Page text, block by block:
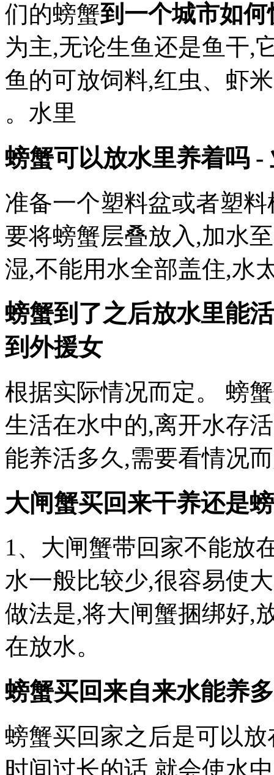
们的螃蟹到一个城市如
为主,无论生鱼还是鱼干,
鱼的可放饲料,红虫、虾
。水里
螃蟹可以放水里养着吗 -
准备一个塑料盆或者塑
要将螃蟹层叠放入,加水
湿,不能用水全部盖住,水
螃蟹到了之后放水里能
到外援女
根据实际情况而定。 螃
生活在水中的,离开水存
能养活多久,需要看情况
大闸蟹买回来干养还是
1、大闸蟹带回家不能放
水一般比较少,很容易使
做法是,将大闸蟹捆绑好,
在放水。
螃蟹买回来自来水能养
螃蟹买回家之后是可以
时间过长的话,就会使水